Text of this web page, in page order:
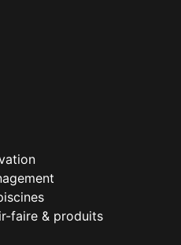
faire & produits